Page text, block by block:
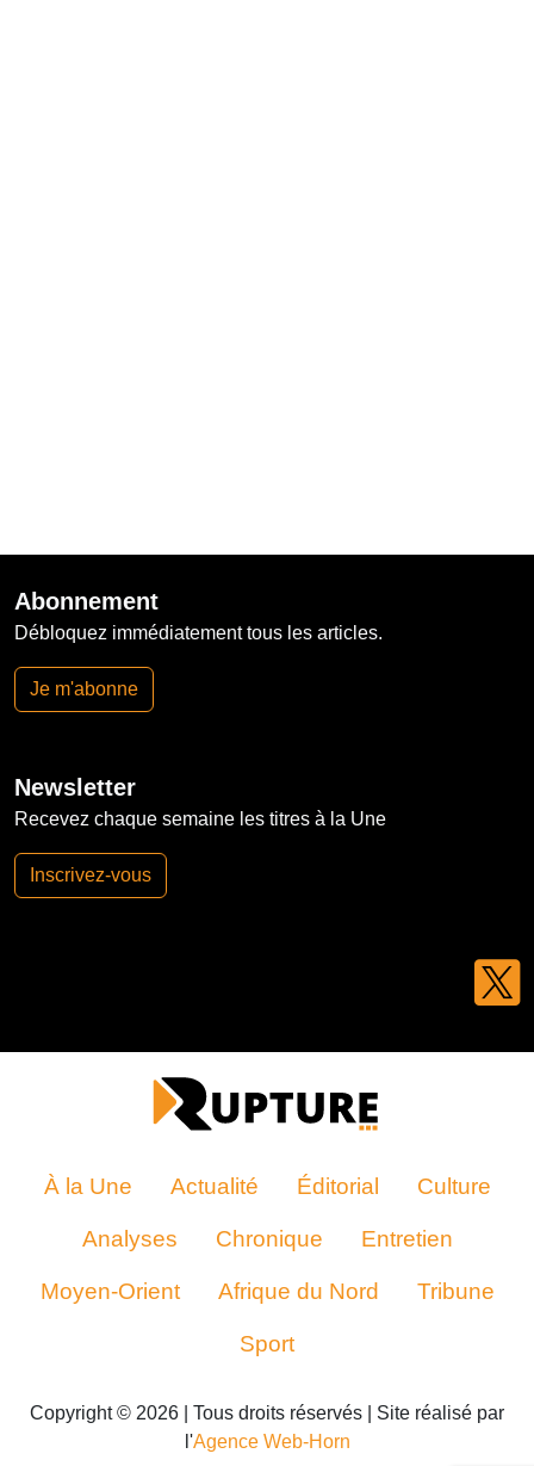
Abonnement
Débloquez immédiatement tous les articles.
Je m'abonne
Newsletter
Recevez chaque semaine les titres à la Une
Inscrivez-vous
À la Une Actualité Éditorial Culture
Analyses Chronique Entretien
Moyen-Orient Afrique du Nord Tribune
Sport
Copyright © 2026 | Tous droits réservés | Site réalisé par
l'Agence Web-Horn